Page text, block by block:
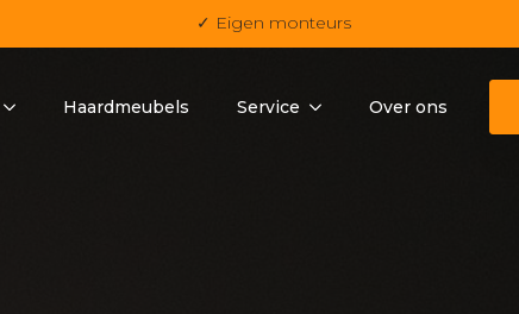
✓ Eigen monteurs
Haardmeubels Service Over ons